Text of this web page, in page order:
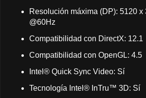
Resolución máxima (DP): 5120 x
@60Hz
Compatibilidad con DirectX: 12.1
Compatibilidad con OpenGL: 4.5
Intel® Quick Sync Video: Sí
Tecnología Intel® InTru™ 3D: Sí